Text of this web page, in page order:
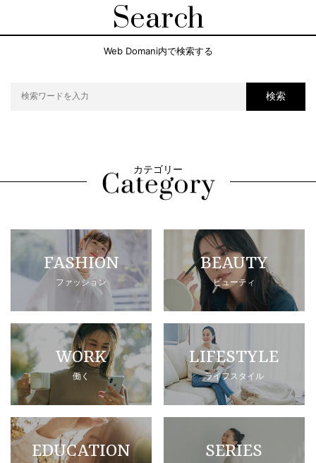
Search
Web Domani内で検索する
検索
カテゴリー
FASHION
ファッション
BEAUTY
ビューティ
WORK
働く
LIFESTYLE
ライフスタイル
EDUCATION SERIES